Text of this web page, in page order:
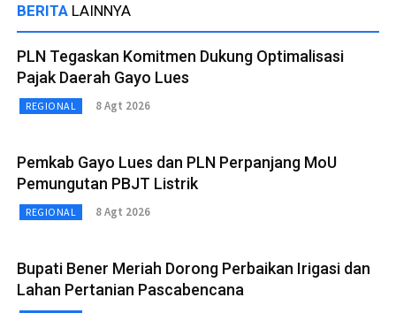
BERITA LAINNYA
PLN Tegaskan Komitmen Dukung Optimalisasi
Pajak Daerah Gayo Lues
REGIONAL 8 Agt 2026
Pemkab Gayo Lues dan PLN Perpanjang MoU
Pemungutan PBJT Listrik
REGIONAL 8 Agt 2026
Bupati Bener Meriah Dorong Perbaikan Irigasi dan
Lahan Pertanian Pascabencana